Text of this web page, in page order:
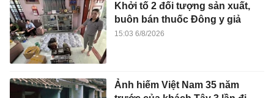
Khởi tố 2 đối tượng sản xuất,
buôn bán thuốc Đông y giả
15:03 6/8/2026
Ảnh hiếm Việt Nam 35 năm